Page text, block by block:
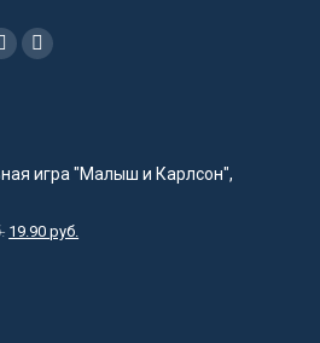
WhatsAppTelegram
игра "Малыш и Карлсон",
19.90руб.